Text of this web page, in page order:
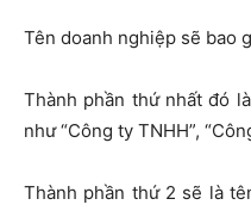
Tên doanh nghiệp sẽ bao
Thành phần thứ nhất đó
như “Công ty TNHH”,
Thành phần thứ 2 sẽ là